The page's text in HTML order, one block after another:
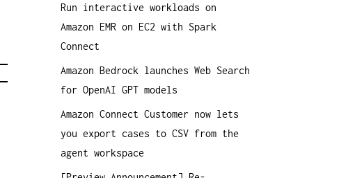
a
c
h
:
Run interactive workloads on
Amazon EMR on EC2 with Spark
Connect
Amazon Bedrock launches Web Search
for OpenAI GPT models
Amazon Connect Customer now lets
you export cases to CSV from the
agent workspace